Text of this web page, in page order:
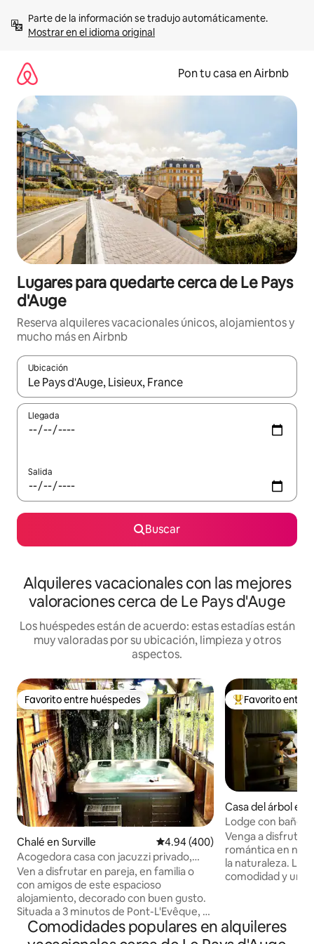
contenidoMostrar en el idioma original
Pon tu casa en Airbnb
Lugares para quedarte cerca de Le Pays
d'Auge
Reserva alquileres vacacionales únicos, alojamientos y
mucho más en Airbnb
Ubicación
Cuando los resultados estén disponibles, navega con las
Llegada
Salida
Buscar
Alquileres vacacionales con las mejores
valoraciones cerca de Le Pays d'Auge
Los huéspedes están de acuerdo: estas estadías están
muy valoradas por su ubicación, limpieza y otros
aspectos.
Favorito entre huéspedes
Favorito entre huéspedes
Chalé en Surville Calificación promedio: 4.94 de
4.94 (400)
Acogedora casa con jacuzzi privado,
terraza sur
Ven a disfrutar en pareja, en familia o
con amigos de este espacioso
alojamiento, decorado con buen gusto.
Situada a 3 minutos de Pont-L'Evêque, a
15 minutos de Deauville, Trouville y
Honfleur, esta luminosa casa ofrece
Favorito entre
Favorito entre
Casa del árbol en
Lodge con
Normandía
Venga a disfrutar
romántica en
la naturaleza. Le
comodidad y un
Para mayor
Comodidades populares en alquileres